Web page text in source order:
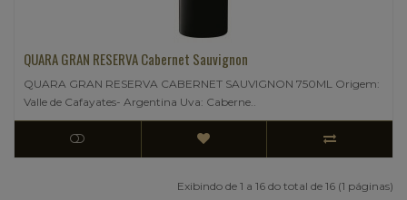
QUARA GRAN RESERVA Cabernet Sauvignon
QUARA GRAN RESERVA CABERNET SAUVIGNON 750ML Origem:
Valle de Cafayates- Argentina Uva: Caberne..
Exibindo de 1 a 16 do total de 16 (1 páginas)